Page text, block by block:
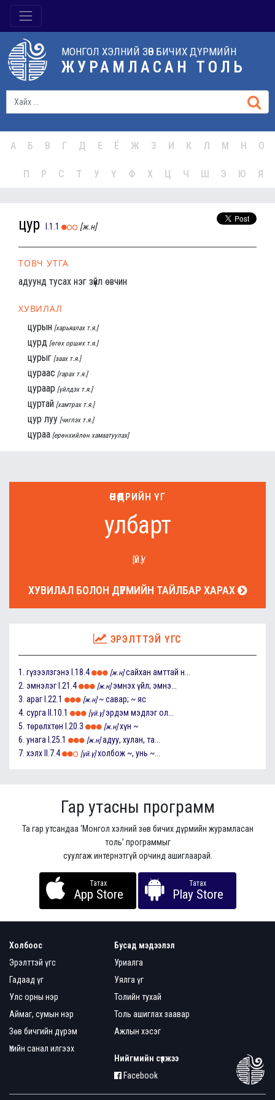
МОНГОЛ ХЭЛНИЙ ЗӨВ БИЧИХ ДҮРМИЙН
ЖУРАМЛАСАН ТОЛЬ
А Б В Г Д Е Ё Ж З И К Л М Н О
П Р С Т У Ү Ф Х Ц Ч Ш Э Ю Я
цур I.1.1 [ж.н]
ТОВЧ УТГА
адуунд тусах нэг зүйл өвчин
ХУВИЛАЛ
цурын [харьяалах т.я.]
цурд [өгөх орших т.я.]
цурыг [заах т.я.]
цураас [гарах т.я.]
цураар [үйлдэх т.я.]
цуртай [хамтрах т.я.]
цур луу [чиглэх т.я.]
цураа [ерөнхийлөн хамаатуулах]
ӨНӨӨДРИЙН ҮГ
улбарт
[ҮЙ.Ү]
ХУВИЛАЛ БОЛОН ДҮРМИЙН ТАЙЛБАР ХАРАХ
ЭРЭЛТТЭЙ ҮГС
1. гүзээлзгэнэ I.18.4 [ж.н] сайхан амттай н...
2. эмнэлэг I.21.4 [ж.н] эмнэх үйл; эмнэ...
3. араг I.22.1 [ж.н] ~ савар; ~ яс
4. сурга II.10.1 [үй.ү] эрдэм мэдлэг ол...
5. төрөлхтөн I.20.3 [ж.н] хүн ~
6. унага I.25.1 [ж.н] адуу, хулан, та...
7. хэлх II.7.4 [үй.ү] холбож ~, унь ~...
Гар утасны программ
Та гар утсандаа ‘Монгол хэлний зөв бичих дүрмийн журамласан
толь’ программыг
суулгаж интернэтгүй орчинд ашиглаарай.
Татах
App Store
Татах
Play Store
Холбоос
Эрэлттэй үгс
Гадаад үг
Улс орны нэр
Аймаг, сумын нэр
Зөв бичгийн дүрэм
Үгийн санал илгээх
Бусад мэдээлэл
Уриалга
Уялга үг
Толийн тухай
Толь ашиглах заавар
Ажлын хэсэг
Нийгмийн сүлжээ
Facebook